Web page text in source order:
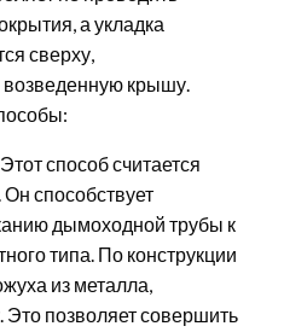
а укладка
сверху,
возведенную крышу.
способ считается
способствует
дымоходной трубы к
типа. По конструкции
из металла,
Это позволяет совершить